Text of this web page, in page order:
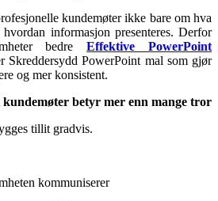
kundemøter ikke bare om hva
informasjon presenteres. Derfor
bedreEffektive PowerPoint
Skreddersydd PowerPoint mal som gjør
og mer konsistent.
betyr mer enn mange tror
tillit gradvis.
kommuniserer